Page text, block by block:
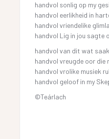
handvol sonlig op my
handvol eerlikheid in
handvol vriendelike
handvol Lig in jou sagte
handvol van dit wat
handvol vreugde oor die
handvol vrolike musiek
handvol geloof in my
©Teárlach